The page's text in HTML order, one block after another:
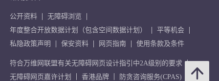
公开资料
无障碍浏览
年度整合开放数据计划（包含空间数据计划）
平等机会
私隐政策声明
保安资料 网页指南 使用条款及条件
符合万维网联盟有关无障碍网页设计指引中2A级别的要求
无障碍网页嘉许计划
香港品牌 防贪咨询服务(CPAS)